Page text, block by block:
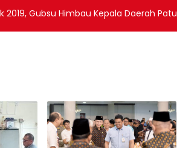
2019, Gubsu Himbau Kepala Daerah